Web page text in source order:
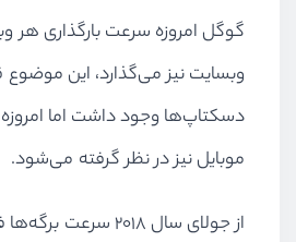
گوگل امروزه سرعت بارگذاری هر
وبسایت نیز می‌گذارد، این موضوع
دسکتاپ‌ها وجود داشت اما امروزه
موبایل نیز در نظر گرفته می‌شود.
از جولای سال ۲۰۱۸